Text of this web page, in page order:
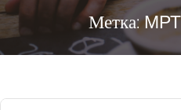
Метка: